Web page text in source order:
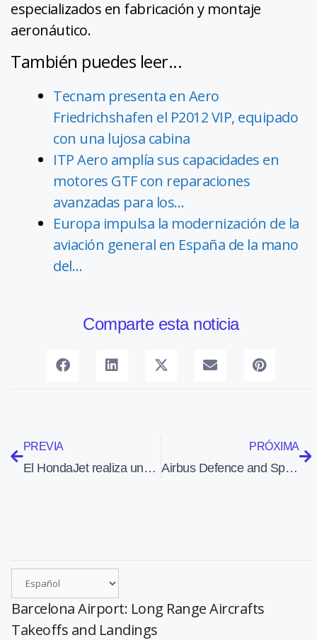
especializados en fabricación y montaje
aeronáutico.
También puedes leer...
Tecnam presenta en Aero
Friedrichshafen el P2012 VIP, equipado
con una lujosa cabina
ITP Aero amplía sus capacidades en
motores GTF con reparaciones
avanzadas para los…
Europa impulsa la modernización de la
aviación general en España de la mano
del…
Comparte esta noticia
PREVIA
El HondaJet realiza una gira mundial para promocionarse en Japón y Europa
PRÓXIMA
Airbus Defence and Space construirá MERLIN, el primer satélite francoalemán de observación de la Tierra
Barcelona Airport: Long Range Aircrafts
Takeoffs and Landings